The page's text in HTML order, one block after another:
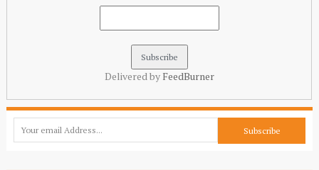
Delivered by FeedBurner